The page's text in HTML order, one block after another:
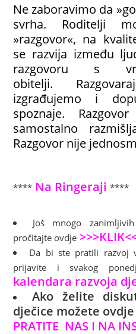
Ne zaboravimo da
svrha. Roditelji
»razgovor«, na
se razvija između
razgovoru s
obitelji.
izgrađujemo i
spoznaje.
samostalno
Razgovor nije
**** Na Ringeraji ****
Još mnogo
pročitajte ovdje
Da bi ste pratili razvoj
prijavite i svakog
kalendara razvoja
Ako želite d
dječice možete
PRATITE NAS I NA